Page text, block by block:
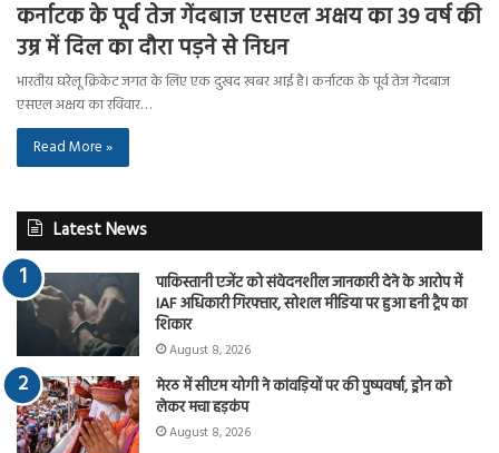
कर्नाटक के पूर्व तेज गेंदबाज एसएल अक्षय का 39 वर्ष की
उम्र में दिल का दौरा पड़ने से निधन
भारतीय घरेलू क्रिकेट जगत के लिए एक दुखद खबर आई है। कर्नाटक के पूर्व तेज गेंदबाज
एसएल अक्षय का रविवार…
Read More »
Latest News
पाकिस्तानी एजेंट को संवेदनशील जानकारी देने के आरोप में
IAF अधिकारी गिरफ्तार, सोशल मीडिया पर हुआ हनी ट्रैप का
शिकार
August 8, 2026
मेरठ में सीएम योगी ने कांवड़ियों पर की पुष्पवर्षा, ड्रोन को
लेकर मचा हड़कंप
August 8, 2026